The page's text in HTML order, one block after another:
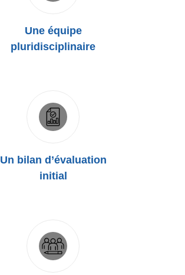
Une équipe
pluridisciplinaire
Un bilan d’évaluation
initial